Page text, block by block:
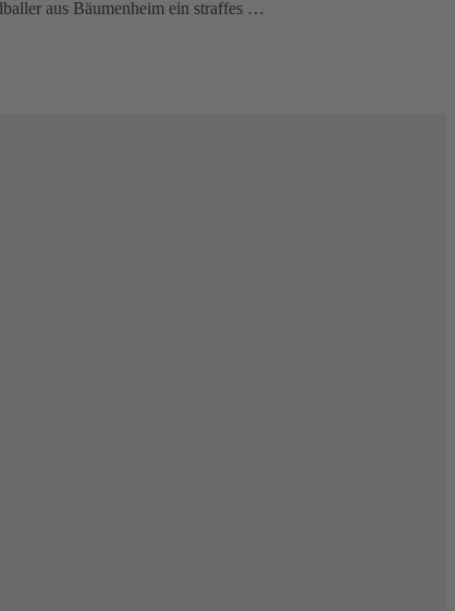
aus Bäumenheim ein straffes …